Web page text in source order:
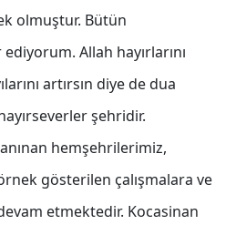
olmuştur. Bütün
Allah hayırlarını
artırsın diye de dua
şehridir.
hemşehrilerimiz,
gösterilen çalışmalara ve
etmektedir. Kocasinan